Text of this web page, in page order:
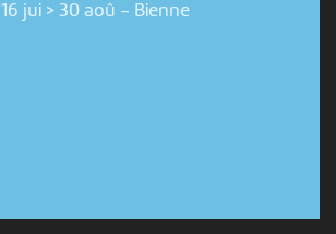
16 jui > 30 aoû - Bienne